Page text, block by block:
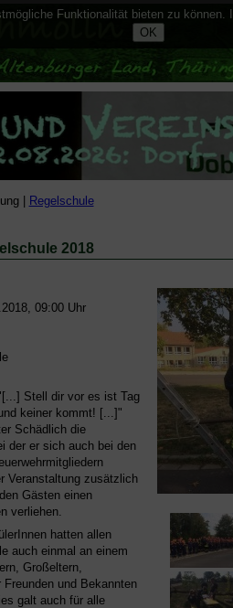
| Regelschule
2018
09:00 Uhr
Stell dir vor es ist Tag
keiner kommt! [...]"
Schädlich die
der er sich auch bei den
Veranstaltung zusätzlich
Gästen einen
verliehen.
hatten allen
auch einmal an einem
Großeltern,
Freunden und Bekannten
galt auch für alle
Funktionalität bieten zu können.